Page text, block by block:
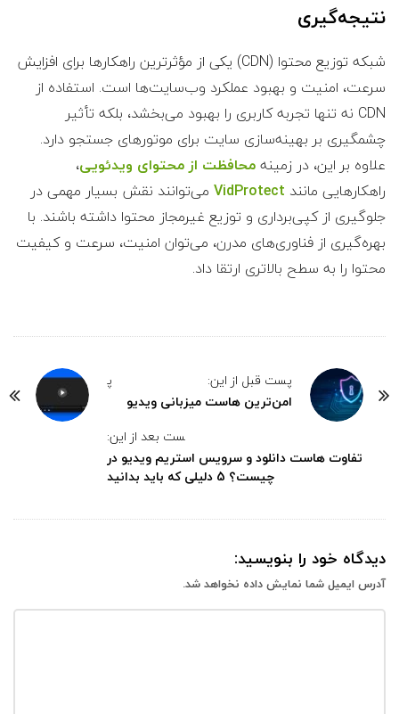
نتیجه‌گیری
شبکه توزیع محتوا (CDN) یکی از مؤثرترین راهکارها برای افزایش
سرعت، امنیت و بهبود عملکرد وب‌سایت‌ها است. استفاده از
CDN نه تنها تجربه کاربری را بهبود می‌بخشد، بلکه تأثیر
چشمگیری بر بهینه‌سازی سایت برای موتورهای جستجو دارد.
علاوه بر این، در زمینهمحافظت از محتوای ویدئویی،
راهکارهایی مانند VidProtect می‌توانند نقش بسیار مهمی در
جلوگیری از کپی‌برداری و توزیع غیرمجاز محتوا داشته باشند. با
بهره‌گیری از فناوری‌های مدرن، می‌توان امنیت، سرعت و کیفیت
محتوا را به سطح بالاتری ارتقا داد.
ش
پست قبل از این:
امن‌ترین هاست میزبانی ویدیو‌
پ
ست بعد از این:
تفاوت هاست دانلود و سرویس استریم ویدیو در
چیست؟ 5 دلیلی که باید بدانید
دیدگاه خود را بنویسید:
آدرس ایمیل شما نمایش داده نخواهد شد.